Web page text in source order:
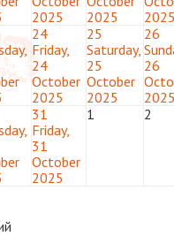
2025
2025
24
Friday,
24
October
2025
25
Saturday,
25
October
2025
26
26
31
Friday,
31
October
2025
1 2